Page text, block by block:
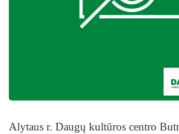
Alytaus r. Daugų kultūros centro